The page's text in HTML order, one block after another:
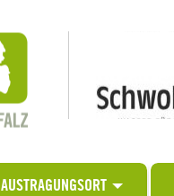
AUSTRAGUNGSORT